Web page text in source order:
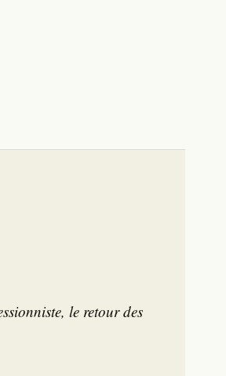
le retour des